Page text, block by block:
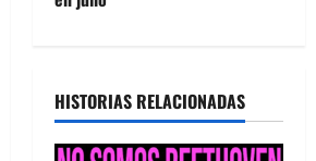
a
c
HISTORIAS RELACIONADAS